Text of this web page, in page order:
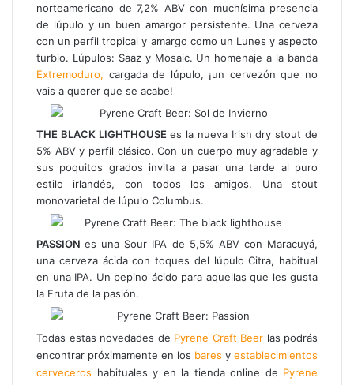
norteamericano de 7,2% ABV con muchísima presencia
de lúpulo y un buen amargor persistente. Una cerveza
con un perfil tropical y amargo como un Lunes y aspecto
turbio. Lúpulos: Saaz y Mosaic. Un homenaje a la banda
Extremoduro, cargada de lúpulo, ¡un cervezón que no
vais a querer que se acabe!
THE BLACK LIGHTHOUSE es la nueva Irish dry stout de
5% ABV y perfil clásico. Con un cuerpo muy agradable y
sus poquitos grados invita a pasar una tarde al puro
estilo irlandés, con todos los amigos. Una stout
monovarietal de lúpulo Columbus.
PASSIONes una Sour IPA de 5,5% ABV con Maracuyá,
una cerveza ácida con toques del lúpulo Citra, habitual
en una IPA. Un pepino ácido para aquellas que les gusta
la Fruta de la pasión.
Todas estas novedades de Pyrene Craft Beer las podrás
encontrar próximamente en los bares y establecimientos
cerveceros habituales y en la tienda online de Pyrene